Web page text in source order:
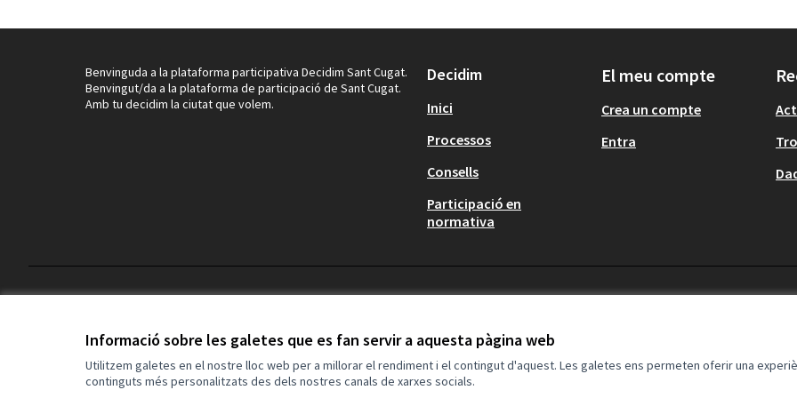
Informació sobre les galetes que es fan servir a aquesta pàgina web
Utilitzem galetes en el nostre lloc web per a millorar el rendiment i el contingut d'aquest. Les galetes ens permeten oferir una
continguts més personalitzats des dels nostres canals de xarxes socials.
Benvinguda a la plataforma participativa Decidim Sant Cugat.
Benvingut/da a la plataforma de participació de Sant Cugat.
Amb tu decidim la ciutat que volem.
Decidim
Inici
Processos
Consells
Participació en
normativa
El meu compte
Crea un compte
Entra
(Enllaç extern)